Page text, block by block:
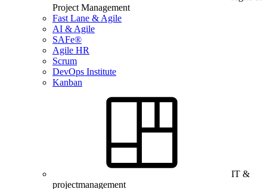
Project Management
Fast Lane & Agile
AI & Agile
SAFe®
Agile HR
Scrum
DevOps Institute
Kanban
IT &
projectmanagement